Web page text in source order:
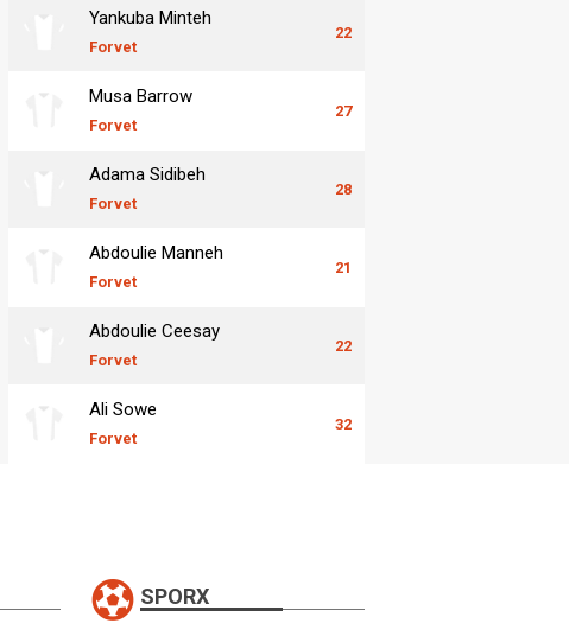
Yankuba Minteh
Forvet
22
Musa Barrow
Forvet
27
Adama Sidibeh
Forvet
28
Abdoulie Manneh
Forvet
21
Abdoulie Ceesay
Forvet
22
Ali Sowe
Forvet
32
SPORX